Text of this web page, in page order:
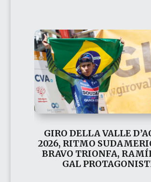
GIRO DELLA VALLE
2026, RITMO
BRAVO TRIONFA,
GAL